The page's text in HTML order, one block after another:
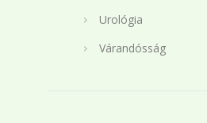
Urológia
Várandósság